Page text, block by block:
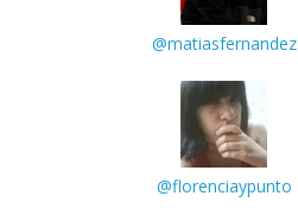
@matiasfernandez
@florenciaypunto